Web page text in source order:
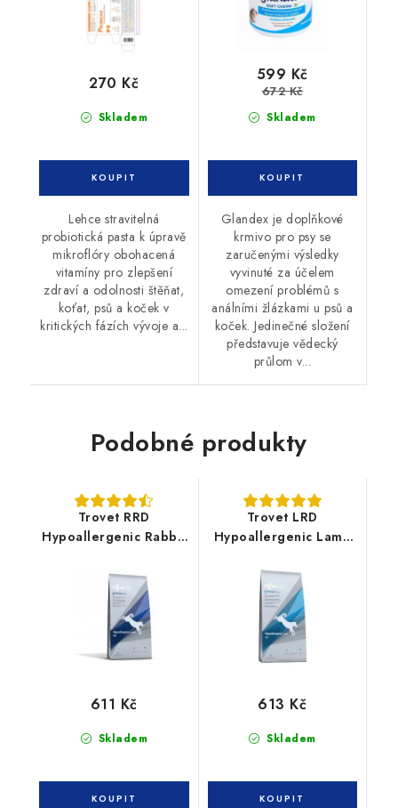
Skladem
270 Kč
Lehce stravitelná
probiotická pasta k úpravě
mikroflóry obohacená
vitamíny pro zlepšení
zdraví a odolnosti štěňat,
koťat, psů a koček v
kritických fázích vývoje a...
Skladem
599 Kč
672 Kč
Glandex je doplňkové
krmivo pro psy se
zaručenými výsledky
vyvinuté za účelem
omezení problémů s
análními žlázkami u psů a
koček. Jedinečné složení
představuje vědecký
průlom v...
Podobné produkty
Trovet RRD
Hypoallergenic Rabbit
Skladem
611 Kč
Trovet LRD
Hypoallergenic Lamb
Skladem
613 Kč